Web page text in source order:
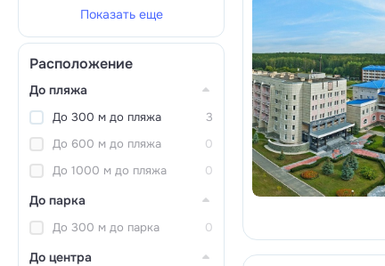
Показать еще
Расположение
До пляжа
До 300 м до пляжа
3
До 600 м до пляжа
0
До 1000 м до пляжа
0
До парка
До 300 м до парка 0
До центра